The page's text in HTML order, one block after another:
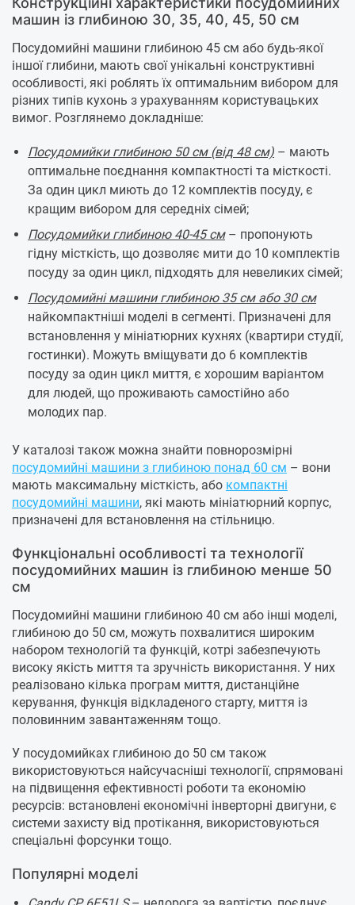
машин із глибиною 30, 35, 40, 45, 50 см
Посудомийні машини глибиною 45 см або будь-якої
іншої глибини, мають свої унікальні конструктивні
особливості, які роблять їх оптимальним вибором для
різних типів кухонь з урахуванням користувацьких
вимог. Розглянемо докладніше:
Посудомийки глибиною 50 см (від 48 см) – мають
оптимальне поєднання компактності та місткості.
За один цикл миють до 12 комплектів посуду, є
кращим вибором для середніх сімей;
Посудомийки глибиною 40-45 см– пропонують
гідну місткість, що дозволяє мити до 10 комплектів
посуду за один цикл, підходять для невеликих сімей;
Посудомийні машини глибиною 35 см або 30 см
найкомпактніші моделі в сегменті. Призначені для
встановлення у мініатюрних кухнях (квартири студії,
гостинки). Можуть вміщувати до 6 комплектів
посуду за один цикл миття, є хорошим варіантом
для людей, що проживають самостійно або
молодих пар.
У каталозі також можна знайти повнорозмірні
посудомийні машини з глибиною понад 60 см – вони
мають максимальну місткість, або компактні
посудомийні машини, які мають мініатюрний корпус,
призначені для встановлення на стільницю.
Функціональні особливості та технології
посудомийних машин із глибиною менше 50
см
Посудомийні машини глибиною 40 см або інші моделі,
глибиною до 50 см, можуть похвалитися широким
набором технологій та функцій, котрі забезпечують
високу якість миття та зручність використання. У них
реалізовано кілька програм миття, дистанційне
керування, функція відкладеного старту, миття із
половинним завантаженням тощо.
У посудомийках глибиною до 50 см також
використовуються найсучасніші технології, спрямовані
на підвищення ефективності роботи та економію
ресурсів: встановлені економічні інверторні двигуни, є
системи захисту від протікання, використовуються
спеціальні форсунки тощо.
Популярні моделі